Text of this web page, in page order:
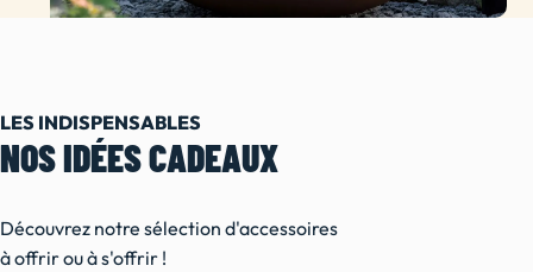
LES INDISPENSABLES
NOS IDÉES CADEAUX
Découvrez notre sélection d'accessoires
à offrir ou à s'offrir !